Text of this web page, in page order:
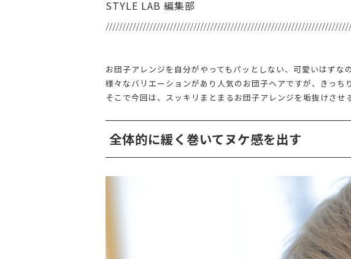
STYLE LAB 編集部
お団子アレンジを自分がやってもパッとしない、可愛いはず
様々なバリエーションがあり人気のお団子ヘアですが、きっち
そこで今回は、スッキリまとまるお団子アレンジを垢抜けさせ
全体的に緩く巻いてヌケ感を出す